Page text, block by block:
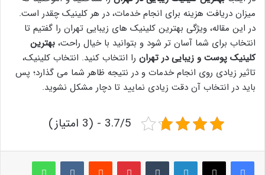
میزان دریافت هزینه برای انجام خدمات، در هر کلینیک چقدر است.
در این مقاله، ویژگی بهترین کلینیک های زیبایی تهران را گفتیم تا
انتخاب برای شما آسان تر شود و بتوانید با خیال راحت، بهترین
کلینیک پوست و زیبایی در تهران را انتخاب کنید. انتخاب کلینیک،
تاثیر زیادی روی انجام خدمات و در نتیجه ظاهر شما می گذارد؛ پس
باید در انتخاب آن دقت زیادی نمایید تا دچار مشکل نشوید.
3.7/5 - (3 امتیاز)
لینکدین ‫تامبلر پینترست‫رددیت ‫VKontakteواتس آپ